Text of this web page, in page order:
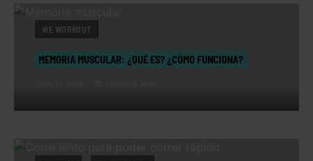
WE WORKOUT
MEMORIA MUSCULAR: ¿QUÉ ES? ¿CÓMO FUNCIONA?